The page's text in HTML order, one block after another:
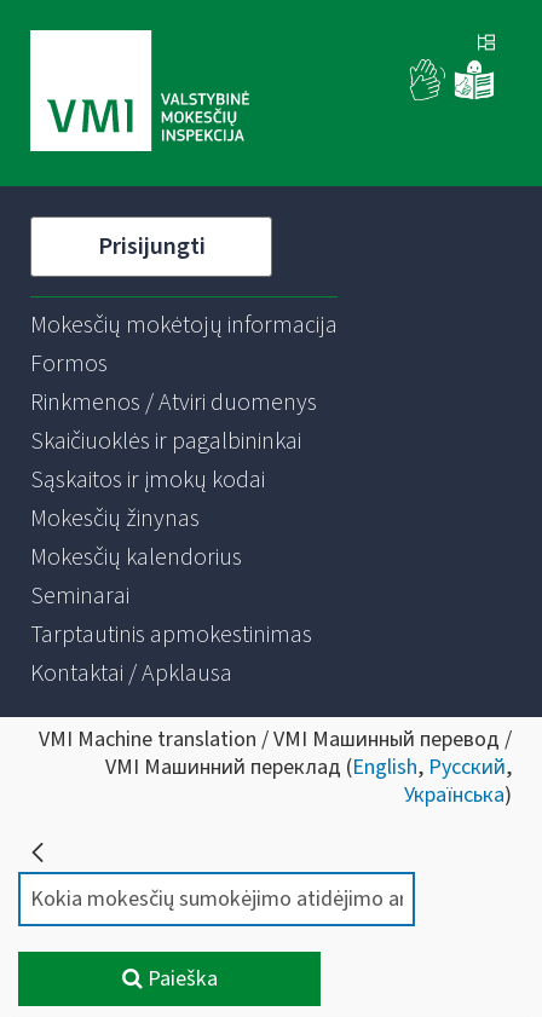
Prisijungti
Mokesčių mokėtojų informacija
Formos
Rinkmenos / Atviri duomenys
Skaičiuoklės ir pagalbininkai
Sąskaitos ir įmokų kodai
Mokesčių žinynas
Mokesčių kalendorius
Seminarai
Tarptautinis apmokestinimas
Kontaktai / Apklausa
VMI Machine translation / VMI Машинный перевод /
VMI Машинний переклад (English, Русский,
Українська)
Paieška